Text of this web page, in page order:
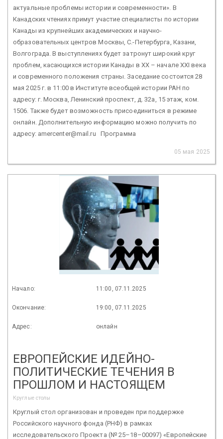
актуальные проблемы истории и современности». В
Канадских чтениях примут участие специалисты по истории
Канады из крупнейших академических и научно-
образовательных центров Москвы, С.-Петербурга, Казани,
Волгограда. В выступлениях будет затронут широкий круг
проблем, касающихся истории Канады в XX – начале XXI века
и современного положения страны. Заседание состоится 28
мая 2025 г. в 11:00 в Институте всеобщей истории РАН по
адресу: г. Москва, Ленинский проспект, д. 32а, 15 этаж, ком.
1506. Также будет возможность присоединиться в режиме
онлайн. Дополнительную информацию можно получить по
адресу: amercenter@mail.ru Программа
05 мая 2025
Начало: 11:00, 07.11.2025
Окончание: 19:00, 07.11.2025
Адрес: онлайн
ЕВРОПЕЙСКИЕ ИДЕЙНО-
ПОЛИТИЧЕСКИЕ ТЕЧЕНИЯ В
ПРОШЛОМ И НАСТОЯЩЕМ
Круглые столы
Круглый стол организован и проведен при поддержке
Российского научного фонда (РНФ) в рамках
исследовательского Проекта (№ 25–18–00097) «Европейские